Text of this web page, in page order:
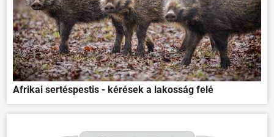
Afrikai sertéspestis - kérések a lakosság felé